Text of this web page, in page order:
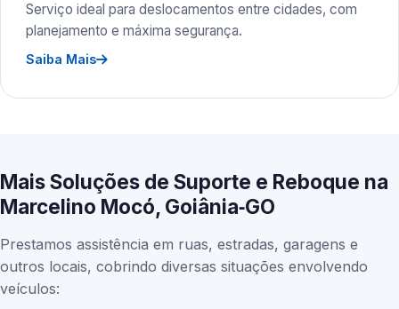
Serviço ideal para deslocamentos entre cidades, com
planejamento e máxima segurança.
Saiba Mais
Mais Soluções de Suporte e Reboque na
Marcelino Mocó, Goiânia‑GO
Prestamos assistência em ruas, estradas, garagens e
outros locais, cobrindo diversas situações envolvendo
veículos: